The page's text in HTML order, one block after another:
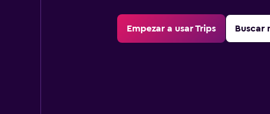
Empezar a usar Trips Buscar